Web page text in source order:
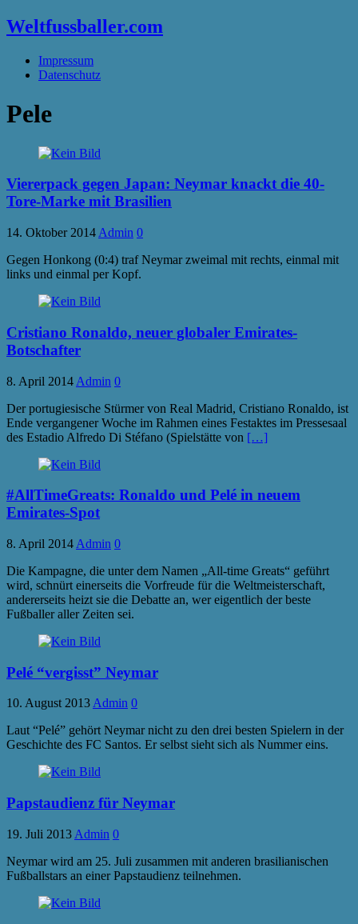
Weltfussballer.com
Impressum
Datenschutz
Pele
Viererpack gegen Japan: Neymar knackt die 40-
Tore-Marke mit Brasilien
14. Oktober 2014 Admin 0
Gegen Honkong (0:4) traf Neymar zweimal mit rechts, einmal mit
links und einmal per Kopf.
Cristiano Ronaldo, neuer globaler Emirates-
Botschafter
8. April 2014 Admin 0
Der portugiesische Stürmer von Real Madrid, Cristiano Ronaldo, ist
Ende vergangener Woche im Rahmen eines Festaktes im Pressesaal
des Estadio Alfredo Di Stéfano (Spielstätte von […]
#AllTimeGreats: Ronaldo und Pelé in neuem
Emirates-Spot
8. April 2014 Admin 0
Die Kampagne, die unter dem Namen „All-time Greats“ geführt
wird, schnürt einerseits die Vorfreude für die Weltmeisterschaft,
andererseits heizt sie die Debatte an, wer eigentlich der beste
Fußballer aller Zeiten sei.
Pelé “vergisst” Neymar
10. August 2013Admin 0
Laut “Pelé” gehört Neymar nicht zu den drei besten Spielern in der
Geschichte des FC Santos. Er selbst sieht sich als Nummer eins.
Papstaudienz für Neymar
19. Juli 2013 Admin 0
Neymar wird am 25. Juli zusammen mit anderen brasilianischen
Fußballstars an einer Papstaudienz teilnehmen.